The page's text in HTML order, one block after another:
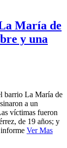
María de
y una
barrio La María de
a un
víctimas fueron
de 19 años; y
Ver Mas